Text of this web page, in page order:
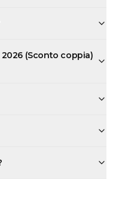
2026 (Sconto coppia)